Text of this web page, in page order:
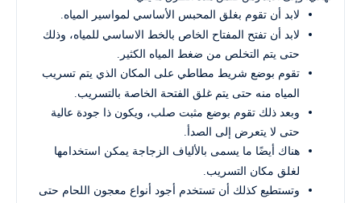
لابد أن تقوم بغلق المحبس الأساسي لمواسير المياه.
لابد أن تفتح المفتاح الخاص بالخط الاساسي للمياه، وذلك
حتى يتم التخلص من ضغط المياه الكثير.
تقوم بوضع شريط مطاطي على المكان الذي يتم تسريب
المياه منه حتى يتم غلق الفتحة الخاصة بالتسريب.
وبعد ذلك تقوم بوضع مثبت صلب، ويكون ذا جودة عالية
حتى لا يتعرض إلى الصدأ.
هناك أيضًا ما يسمى بالألياف الزجاجة يمكن استخدامها
لغلق مكان التسريب.
وتستطيع كذلك أن تستخدم أجود أنواع معجون اللحام حتى